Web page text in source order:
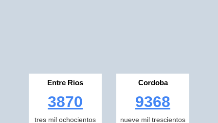
Entre Rios
3870
tres mil ochocientos
Cordoba
9368
nueve mil trescientos